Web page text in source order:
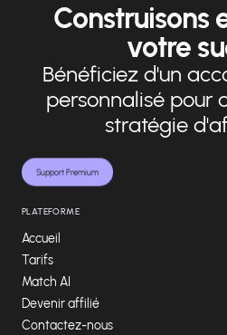
Support Premium
Construisons
votre
Bénéficiez d'un
personnalisé pour
stratégie
PLATEFORME
Accueil
Tarifs
Match AI
Devenir affilié
Contactez-nous